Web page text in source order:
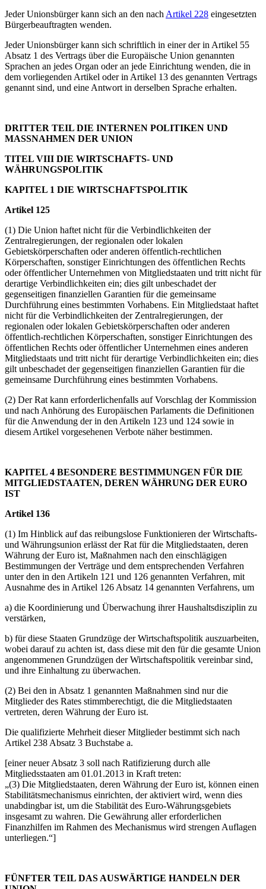
Jeder Unionsbürger kann sich an den nach Artikel 228 eingesetzten
Bürgerbeauftragten wenden.
Jeder Unionsbürger kann sich schriftlich in einer der in Artikel 55
Absatz 1 des Vertrags über die Europäische Union genannten
Sprachen an jedes Organ oder an jede Einrichtung wenden, die in
dem vorliegenden Artikel oder in Artikel 13 des genannten Vertrags
genannt sind, und eine Antwort in derselben Sprache erhalten.
DRITTER TEIL DIE INTERNEN POLITIKEN UND
MASSNAHMEN DER UNION
TITEL VIII DIE WIRTSCHAFTS- UND
WÄHRUNGSPOLITIK
KAPITEL 1 DIE WIRTSCHAFTSPOLITIK
Artikel 125
(1) Die Union haftet nicht für die Verbindlichkeiten der
Zentralregierungen, der regionalen oder lokalen
Gebietskörperschaften oder anderen öffentlich-rechtlichen
Körperschaften, sonstiger Einrichtungen des öffentlichen Rechts
oder öffentlicher Unternehmen von Mitgliedstaaten und tritt nicht für
derartige Verbindlichkeiten ein; dies gilt unbeschadet der
gegenseitigen finanziellen Garantien für die gemeinsame
Durchführung eines bestimmten Vorhabens. Ein Mitgliedstaat haftet
nicht für die Verbindlichkeiten der Zentralregierungen, der
regionalen oder lokalen Gebietskörperschaften oder anderen
öffentlich-rechtlichen Körperschaften, sonstiger Einrichtungen des
öffentlichen Rechts oder öffentlicher Unternehmen eines anderen
Mitgliedstaats und tritt nicht für derartige Verbindlichkeiten ein; dies
gilt unbeschadet der gegenseitigen finanziellen Garantien für die
gemeinsame Durchführung eines bestimmten Vorhabens.
(2) Der Rat kann erforderlichenfalls auf Vorschlag der Kommission
und nach Anhörung des Europäischen Parlaments die Definitionen
für die Anwendung der in den Artikeln 123 und 124 sowie in
diesem Artikel vorgesehenen Verbote näher bestimmen.
KAPITEL 4 BESONDERE BESTIMMUNGEN FÜR DIE
MITGLIEDSTAATEN, DEREN WÄHRUNG DER EURO
IST
Artikel 136
(1) Im Hinblick auf das reibungslose Funktionieren der Wirtschafts-
und Währungsunion erlässt der Rat für die Mitgliedstaaten, deren
Währung der Euro ist, Maßnahmen nach den einschlägigen
Bestimmungen der Verträge und dem entsprechenden Verfahren
unter den in den Artikeln 121 und 126 genannten Verfahren, mit
Ausnahme des in Artikel 126 Absatz 14 genannten Verfahrens, um
a) die Koordinierung und Überwachung ihrer Haushaltsdisziplin zu
verstärken,
b) für diese Staaten Grundzüge der Wirtschaftspolitik auszuarbeiten,
wobei darauf zu achten ist, dass diese mit den für die gesamte Union
angenommenen Grundzügen der Wirtschaftspolitik vereinbar sind,
und ihre Einhaltung zu überwachen.
(2) Bei den in Absatz 1 genannten Maßnahmen sind nur die
Mitglieder des Rates stimmberechtigt, die die Mitgliedstaaten
vertreten, deren Währung der Euro ist.
Die qualifizierte Mehrheit dieser Mitglieder bestimmt sich nach
Artikel 238 Absatz 3 Buchstabe a.
[einer neuer Absatz 3 soll nach Ratifizierung durch alle
Mitgliedsstaaten am 01.01.2013 in Kraft treten:
„(3) Die Mitgliedstaaten, deren Währung der Euro ist, können einen
Stabilitätsmechanismus einrichten, der aktiviert wird, wenn dies
unabdingbar ist, um die Stabilität des Euro-Währungsgebiets
insgesamt zu wahren. Die Gewährung aller erforderlichen
Finanzhilfen im Rahmen des Mechanismus wird strengen Auflagen
unterliegen.“]
FÜNFTER TEIL DAS AUSWÄRTIGE HANDELN DER